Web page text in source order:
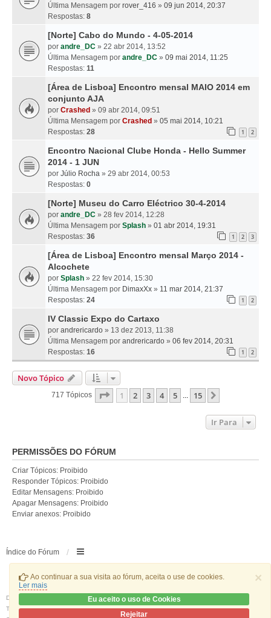
×
Ao continuar a sua visita ao fórum, aceita o use de cookies.
Ler mais
Eu aceito o uso de Cookies
Rejeitar
Última Mensagem por rover_416 » 09 jun 2014, 20:37
Respostas: 8
[Norte] Cabo do Mundo - 4-05-2014
por andre_DC » 22 abr 2014, 13:52
Última Mensagem por andre_DC » 09 mai 2014, 11:25
Respostas: 11
[Área de Lisboa] Encontro mensal MAIO 2014 em
conjunto AJA
por Crashed » 09 abr 2014, 09:51
Última Mensagem por Crashed » 05 mai 2014, 10:21
Respostas: 28 1 2
Encontro Nacional Clube Honda - Hello Summer
2014 - 1 JUN
por Júlio Rocha » 29 abr 2014, 00:53
Respostas: 0
[Norte] Museu do Carro Eléctrico 30-4-2014
por andre_DC » 28 fev 2014, 12:28
Última Mensagem por Splash » 01 abr 2014, 19:31
Respostas: 36 1 2 3
[Área de Lisboa] Encontro mensal Março 2014 -
Alcochete
por Splash » 22 fev 2014, 15:30
Última Mensagem por DimaxXx » 11 mar 2014, 21:37
Respostas: 24 1 2
IV Classic Expo do Cartaxo
por andrericardo » 13 dez 2013, 11:38
Última Mensagem por andrericardo » 06 fev 2014, 20:31
Respostas: 16 1 2
Novo Tópico
717 Tópicos Página De 15
1 2 3 4 5 ... 15
Ir Para
PERMISSÕES DO FÓRUM
Criar Tópicos: Proibido
Responder Tópicos: Proibido
Editar Mensagens: Proibido
Apagar Mensagens: Proibido
Enviar anexos: Proibido
Índice do Fórum
Desenvolvido por
® Forum Software © phpBB Limited
Traduzido por:phpBB Portugal